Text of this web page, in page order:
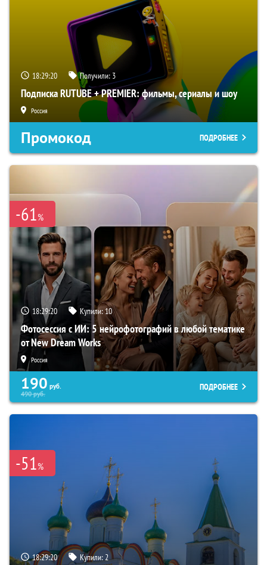
18:29:19 Получили: 3
Подписка RUTUBE + PREMIER: фильмы, сериалы и шоу
Россия
Промокод ПОДРОБНЕЕ
-61%
18:29:19 Купили:10
Фотосессия с ИИ: 5 нейрофотографий в любой тематике
от New Dream Works
Россия
190 руб.
490руб.
ПОДРОБНЕЕ
-51%
18:29:19 Купили:2